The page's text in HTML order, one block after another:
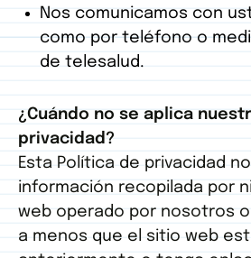
Nos comunicamos con
como por teléfono o
de telesalud.
¿Cuándo no se aplica
privacidad?
Esta Política de privacidad
información recopilada por
web operado por nosotros
a menos que el sitio web